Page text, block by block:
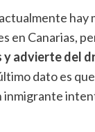
hay
en Canarias,
advierte del
dato es
inmigrante